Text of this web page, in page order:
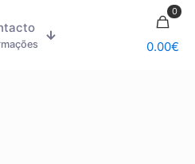
0
0.00€